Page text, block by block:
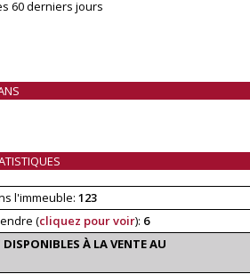
60 derniers jours
l'immeuble: 123
(cliquez pour voir): 6
À LA VENTE AU